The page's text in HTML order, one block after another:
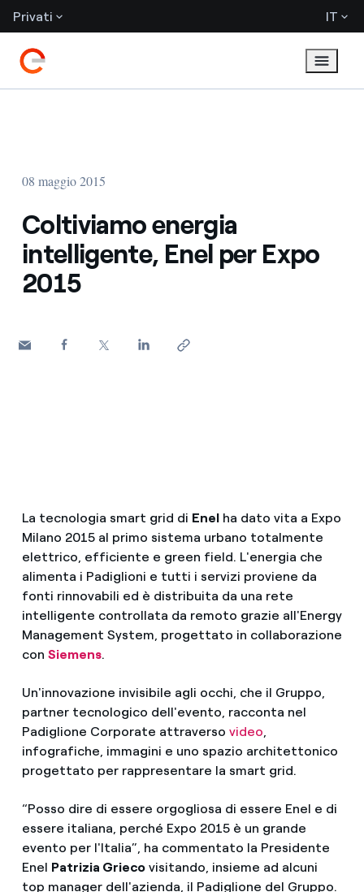
Privati IT
08 maggio 2015
Coltiviamo energia
intelligente, Enel per Expo
2015
La tecnologia smart grid di Enelha dato vita a Expo
Milano 2015 al primo sistema urbano totalmente
elettrico, efficiente e green field. L'energia che
alimenta i Padiglioni e tutti i servizi proviene da
fonti rinnovabili ed è distribuita da una rete
intelligente controllata da remoto grazie all'Energy
Management System, progettato in collaborazione
con Siemens.
Un'innovazione invisibile agli occhi, che il Gruppo,
partner tecnologico dell'evento, racconta nel
Padiglione Corporate attraverso video,
infografiche, immagini e uno spazio architettonico
progettato per rappresentare la smart grid.
“Posso dire di essere orgogliosa di essere Enel e di
essere italiana, perché Expo 2015 è un grande
evento per l'Italia”, ha commentato la Presidente
Enel Patrizia Griecovisitando, insieme ad alcuni
top manager dell'azienda, il Padiglione del Gruppo.